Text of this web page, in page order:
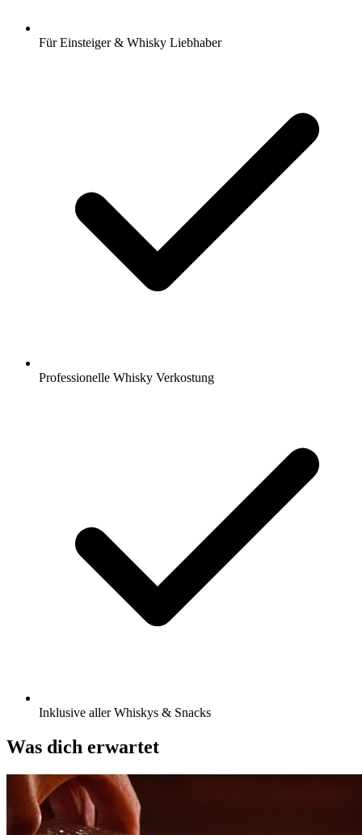
Für Einsteiger & Whisky Liebhaber
Professionelle Whisky Verkostung
Inklusive aller Whiskys & Snacks
Was dich erwartet